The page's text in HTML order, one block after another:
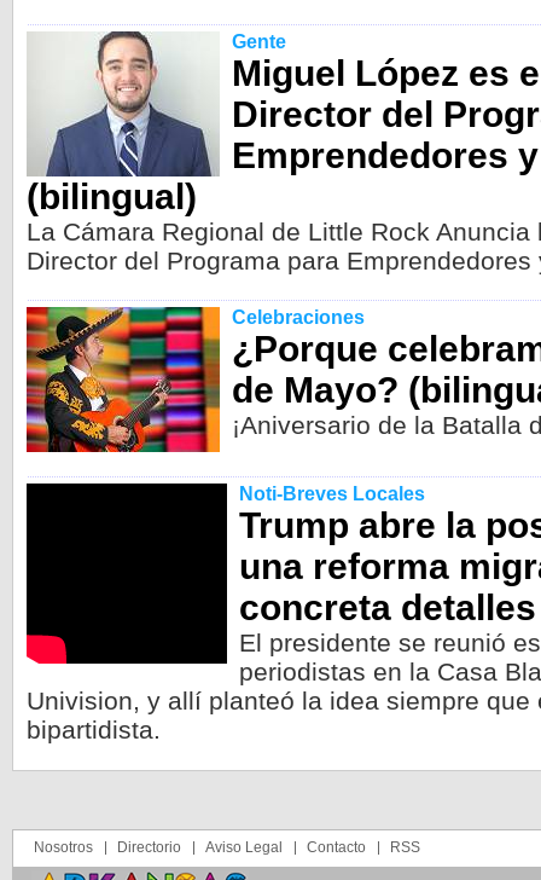
Gente
Miguel López es
Director del
Emprendedores
(bilingual)
La Cámara Regional de Little Rock
Director del Programa para
Celebraciones
¿Porque
de Mayo?
¡Aniversario de la Batalla
Noti-Breves Locales
Trump abre la
una reforma
concreta detalles
El presidente se reunió
periodistas en la Casa
Univision, y allí planteó la idea siempre que
bipartidista.
Nosotros Directorio Aviso Legal Contacto RSS